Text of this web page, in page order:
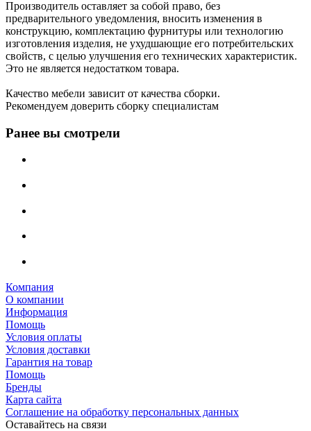
Производитель оставляет за собой право, без
предварительного уведомления, вносить изменения в
конструкцию, комплектацию фурнитуры или технологию
изготовления изделия, не ухудшающие его потребительских
свойств, с целью улучшения его технических характеристик.
Это не является недостатком товара.
Качество мебели зависит от качества сборки.
Рекомендуем доверить сборку специалистам
Ранее вы смотрели
Компания
О компании
Информация
Помощь
Условия оплаты
Условия доставки
Гарантия на товар
Помощь
Бренды
Карта сайта
Соглашение на обработку персональных данных
Оставайтесь на связи